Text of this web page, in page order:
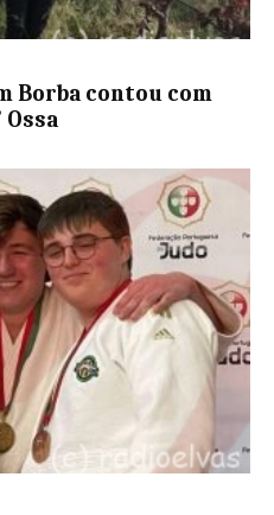
Borba contou com
Ossa